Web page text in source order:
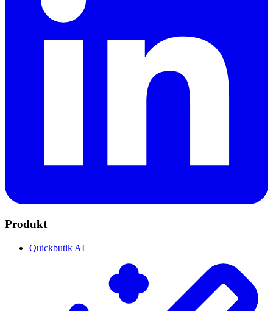
Produkt
Quickbutik AI